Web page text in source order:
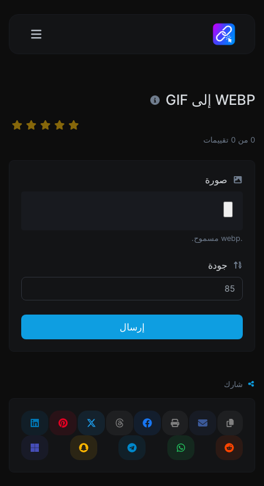
WEBP إلى GIF
0من 0تقييمات
صورة
.webp مسموح.
جودة
إرسال
شارك